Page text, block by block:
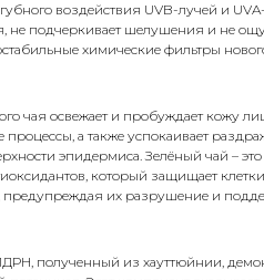
воздействия UVB-лучей и
не подчеркивает шелушения и не
химические фильтры
чая освежает и пробуждает кожу
процессы, а также успокаивает
эпидермиса. Зелёный чай –
который защищает клетки
их разрушение и
полученный из хауттюйнии,